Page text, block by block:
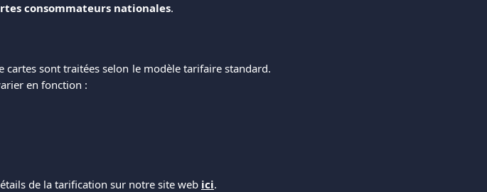
consommateurs nationales.
cartes sont traitées selon le modèle tarifaire standard.
en fonction :
de la tarification sur notre site web ici.